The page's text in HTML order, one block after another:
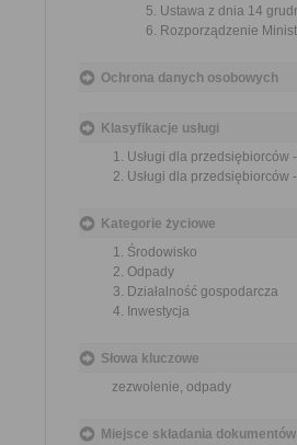
Ustawa z dnia 14
Rozporządzenie
Ochrona danych osobowych
Klasyfikacje usługi
Usługi dla przedsiębiorców
Usługi dla
Kategorie życiowe
Środowisko
Odpady
Działalność gospodarcza
Inwestycja
Słowa kluczowe
zezwolenie, odpady
Miejsce składania dokumentów